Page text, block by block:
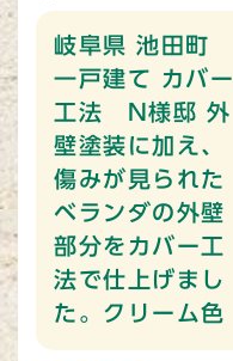
岐阜県 池田町
一戸建て カバー
工法 N様邸 外
壁塗装に加え、
傷みが見られた
ベランダの外壁
部分をカバー工
法で仕上げまし
た。クリーム色